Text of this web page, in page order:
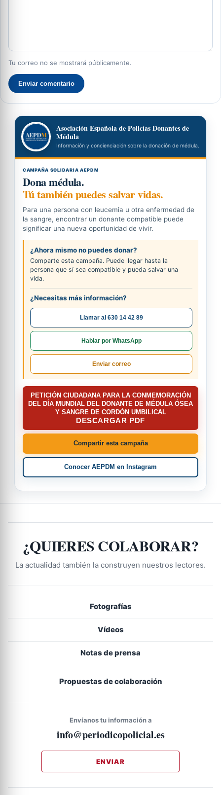
Tu correo no se mostrará públicamente.
Enviar comentario
Asociación Española de Policías Donantes de
Médula
Información y concienciación sobre la donación de médula.
CAMPAÑA SOLIDARIA AEPDM
Dona médula.
Tú también puedes salvar vidas.
Para una persona con leucemia u otra enfermedad de
la sangre, encontrar un donante compatible puede
significar una nueva oportunidad de vivir.
¿Ahora mismo no puedes donar?
Comparte esta campaña. Puede llegar hasta la
persona que sí sea compatible y pueda salvar una
vida.
¿Necesitas más información?
Llamar al 630 14 42 89
Hablar por WhatsApp
Enviar correo
PETICIÓN CIUDADANA PARA LA CONMEMORACIÓN
DEL DÍA MUNDIAL DEL DONANTE DE MÉDULA ÓSEA
Y SANGRE DE CORDÓN UMBILICAL
DESCARGAR PDF
Compartir esta campaña
Conocer AEPDM en Instagram
¿QUIERES COLABORAR?
La actualidad también la construyen nuestros lectores.
Fotografías
Vídeos
Notas de prensa
Propuestas de colaboración
Envíanos tu información a
info@periodicopolicial.es
ENVIAR